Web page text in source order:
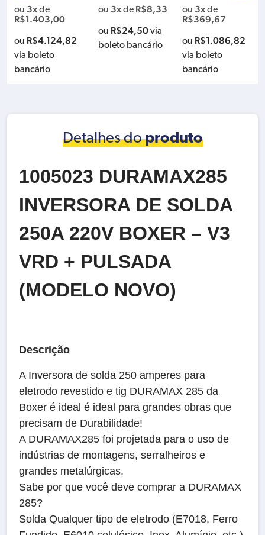
MA 50A 220V BOXE
R 4005001
ou 3xde
R$1.403,00
ou R$4.124,82
via boleto
bancário
ou 3xde R$8,33
ou R$24,50via
boleto bancário
NDYARC 142I – 220
V ESAB 0743464
ou 3xde
R$369,67
ou R$1.086,82
via boleto
bancário
Detalhes doproduto
1005023 DURAMAX285
INVERSORA DE SOLDA
250A 220V BOXER – V3
VRD + PULSADA
(MODELO NOVO)
Descrição
A Inversora de solda 250 amperes para
eletrodo revestido e tig DURAMAX 285 da
Boxer é ideal é ideal para grandes obras que
precisam de Durabilidade!
A DURAMAX285 foi projetada para o uso de
indústrias de montagens, serralheiros e
grandes metalúrgicas.
Sabe por que você deve comprar a DURAMAX
285?
Solda Qualquer tipo de eletrodo (E7018, Ferro